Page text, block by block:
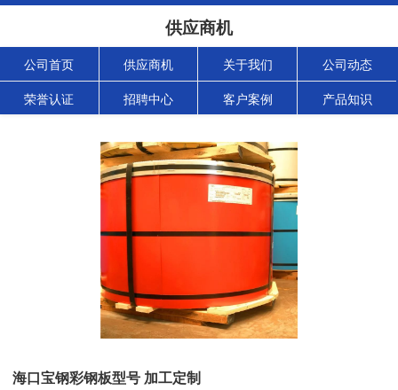
供应商机
公司首页 供应商机 关于我们 公司动态
荣誉认证 招聘中心 客户案例 产品知识
海口宝钢彩钢板型号 加工定制